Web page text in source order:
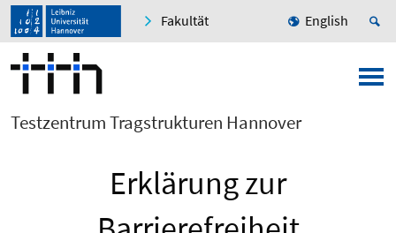
Fakultät English
Testzentrum Tragstrukturen Hannover
Erklärung zur